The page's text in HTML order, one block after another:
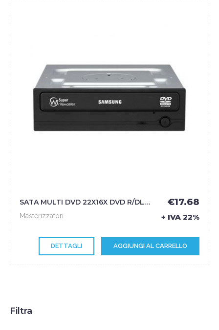
SATA MULTI DVD 22X16X DVD R/DL SH-222ABBEBE BULK BLACK - SAMSUNG
Masterizzatori
€17.68
+ IVA 22%
DETTAGLI AGGIUNGI AL CARRELLO
Filtra